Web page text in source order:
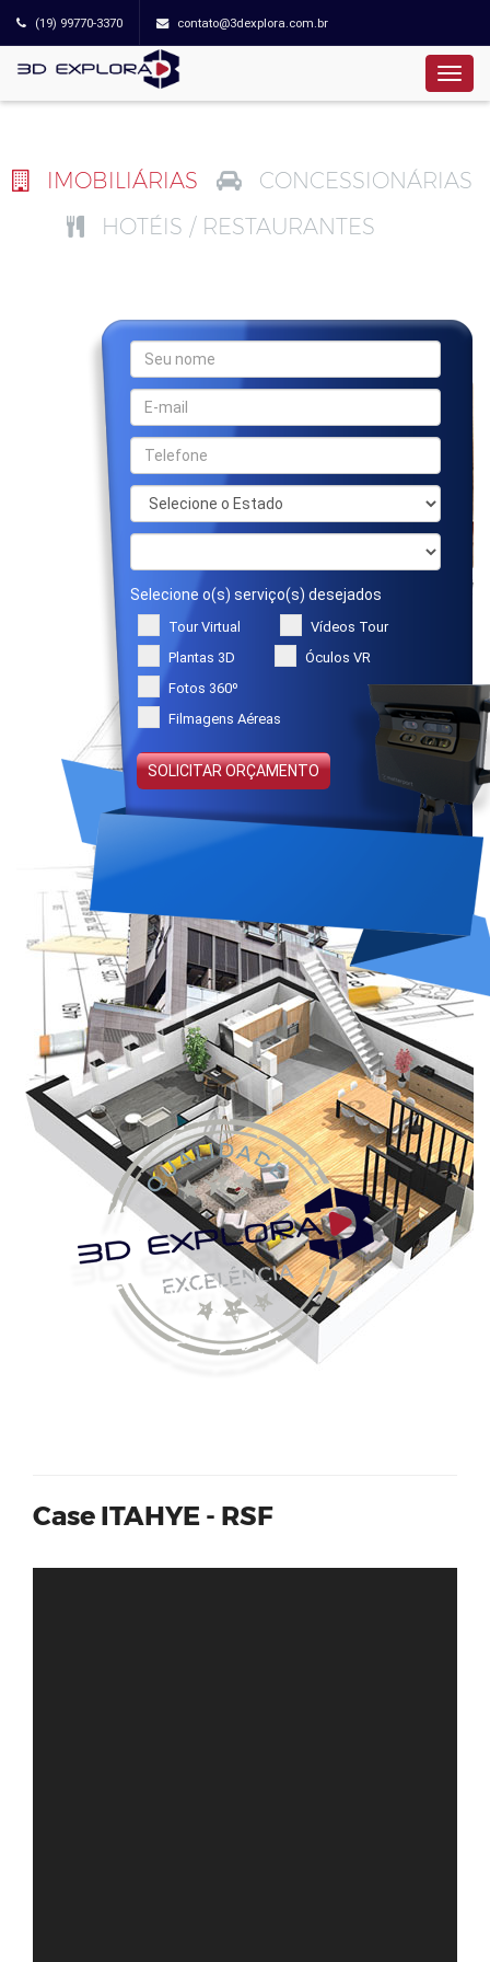
(19) 99770-3370 contato@3dexplora.com.br
IMOBILIÁRIAS
CONCESSIONÁRIAS
HOTÉIS / RESTAURANTES
Selecione o(s) serviço(s) desejados
Tour Virtual
Vídeos Tour
Plantas 3D
Óculos VR
Fotos 360º
Filmagens Aéreas
SOLICITAR ORÇAMENTO
Case ITAHYE - RSF